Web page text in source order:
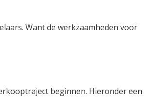
Want de werkzaamheden voor
beginnen. Hieronder een